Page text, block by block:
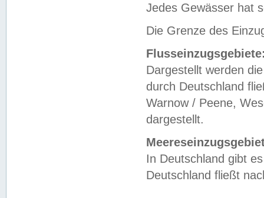
Jedes Gewässer hat
Die Grenze des
Dargestellt werden
durch Deutschland
Warnow / Peene,
dargestellt.
In Deutschland gibt
Deutschland fließt